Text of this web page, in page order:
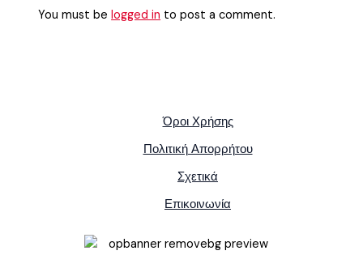
You must belogged in to post a comment.
Όροι Χρήσης
Πολιτική Απορρήτου
Σχετικά
Επικοινωνία